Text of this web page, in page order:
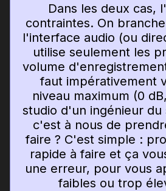
Dans les deux cas,
contraintes. On
l'interface audio (ou
utilise seulement les
volume
faut impérativement
niveau maximum (0
studio d'un ingénieur
c'est à nous de
faire ? C'est simple :
rapide à faire et ça
une erreur, pour vous
faibles ou trop